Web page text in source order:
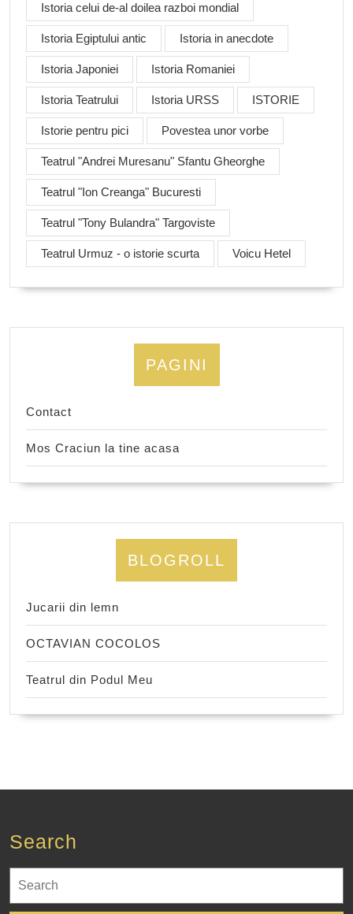
Istoria celui de-al doilea razboi mondial
Istoria Egiptului antic Istoria in anecdote
Istoria Japoniei Istoria Romaniei
Istoria Teatrului Istoria URSS ISTORIE
Istorie pentru pici Povestea unor vorbe
Teatrul "Andrei Muresanu" Sfantu Gheorghe
Teatrul "Ion Creanga" Bucuresti
Teatrul "Tony Bulandra" Targoviste
Teatrul Urmuz - o istorie scurta Voicu Hetel
PAGINI
Contact
Mos Craciun la tine acasa
BLOGROLL
Jucarii din lemn
OCTAVIAN COCOLOS
Teatrul din Podul Meu
Search
for: